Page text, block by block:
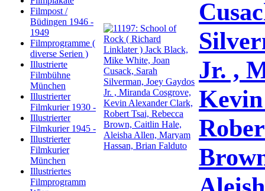
Filmpost /
Büdingen 1946 -
1949
Filmprogramme (
diverse Serien )
Illustrierte
Filmbühne
München
Illustrierter
Filmkurier 1930 -
Illustrierter
Filmkurier 1945 -
Illustrierter
Filmkurier
München
Illustriertes
Filmprogramm
Jr. ,